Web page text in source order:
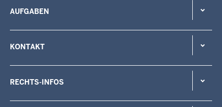
AUFGABEN
KONTAKT
RECHTS-INFOS